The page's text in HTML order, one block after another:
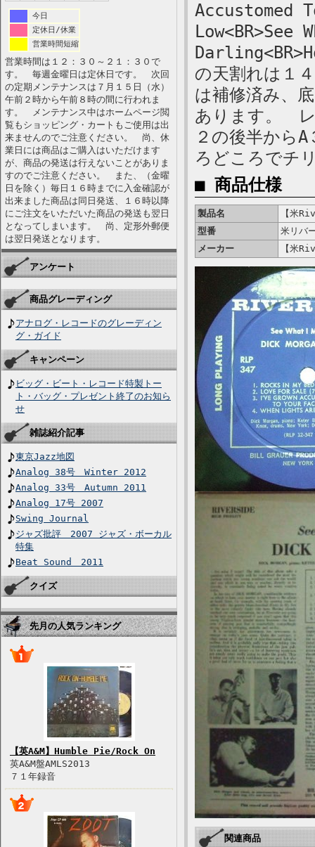
今日
定休日/休業
営業時間短縮
営業時間は１２：３０～２１：３０で
す。 毎週金曜日は定休日です。 次回
の定期メンテナンスは７月１５日（水）
午前２時から午前８時の間に行われま
す。 メンテナンス中はホームページ閲
覧もショッピング・カートもご使用は出
来ませんのでご注意ください。 尚、休
業日には商品はご購入はいただけます
が、商品の発送は行えないことがありま
すのでご注意ください。 また、（金曜
日を除く）毎日１６時までに入金確認が
出来ました商品は同日発送、１６時以降
にご注文をいただいた商品の発送も翌日
となってしまいます。 尚、定形外郵便
は翌日発送となります。
アンケート
商品グレーディング
アナログ・レコードのグレーディン
グ・ガイド
キャンペーン
ビッグ・ビート・レコード特製トー
ト・バッグ・プレゼント終了のお知ら
せ
雑誌紹介記事
東京Jazz地図
Analog 38号 Winter 2012
Analog 33号 Autumn 2011
Analog 17号 2007
Swing Journal
ジャズ批評 2007 ジャズ・ボーカル
特集
Beat Sound 2011
クイズ
先月の人気ランキング
【英A&M】Humble Pie/Rock On
英A&M盤AMLS2013
７１年録音
Accustomed
の天割れは１
は補修済み、
あります。 レ
２の後半から
ろどころでチ
■ 商品仕様
製品名
【米
型番
米リバ
メーカー
【米
関連商品